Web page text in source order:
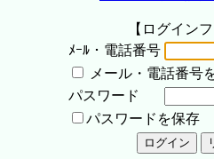
【ログイン
ﾒｰﾙ・電話番号
メール・電話番号
パスワード
パスワードを保存